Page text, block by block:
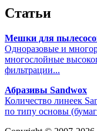
Статьи
Мешки для
Одноразовые и
многослойные
фильтрации...
Абразивы Sandwox
Количество линеек
по типу основы